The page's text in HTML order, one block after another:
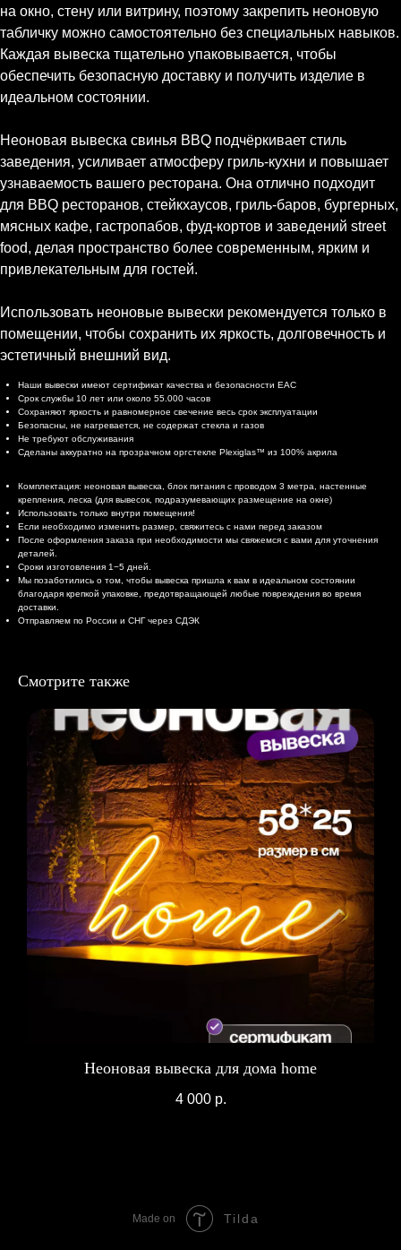
на окно, стену или витрину, поэтому закрепить неоновую
табличку можно самостоятельно без специальных навыков.
Каждая вывеска тщательно упаковывается, чтобы
обеспечить безопасную доставку и получить изделие в
идеальном состоянии.
Неоновая вывеска свинья BBQ подчёркивает стиль
заведения, усиливает атмосферу гриль-кухни и повышает
узнаваемость вашего ресторана. Она отлично подходит
для BBQ ресторанов, стейкхаусов, гриль-баров, бургерных,
мясных кафе, гастропабов, фуд-кортов и заведений street
food, делая пространство более современным, ярким и
привлекательным для гостей.
Использовать неоновые вывески рекомендуется только в
помещении, чтобы сохранить их яркость, долговечность и
эстетичный внешний вид.
Наши вывески имеют сертификат качества и безопасности EAC
Срок службы 10 лет или около 55.000 часов
Сохраняют яркость и равномерное свечение весь срок эксплуатации
Безопасны, не нагревается, не содержат стекла и газов
Не требуют обслуживания
Сделаны аккуратно на прозрачном оргстекле Plexiglas™ из 100% акрила
Комплектация: неоновая вывеска, блок питания с проводом 3 метра, настенные
крепления, леска (для вывесок, подразумевающих размещение на окне)
Использовать только внутри помещения!
Если необходимо изменить размер, свяжитесь с нами перед заказом
После оформления заказа при необходимости мы свяжемся с вами для уточнения
деталей.
Сроки изготовления 1−5 дней.
Мы позаботились о том, чтобы вывеска пришла к вам в идеальном состоянии
благодаря крепкой упаковке, предотвращающей любые повреждения во время
доставки.
Отправляем по России и СНГ через СДЭК
Смотрите также
Неоновая вывеска для дома home
4 000 р.
Made on Tilda